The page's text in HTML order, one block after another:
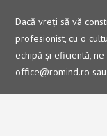
Dacă vreţi să vă
profesionist, cu o
echipă şi eficientă,
office@romind.ro sau